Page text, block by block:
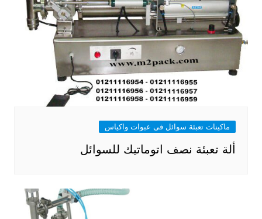
ماكينات تعبئة سوائل فى عبوات واكياس
ألة تعبئة نصف اتوماتيك للسوائل